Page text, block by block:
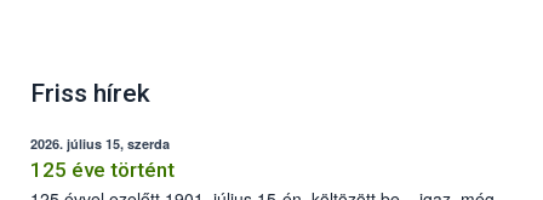
Friss hírek
2026. július 15, szerda
125 éve történt